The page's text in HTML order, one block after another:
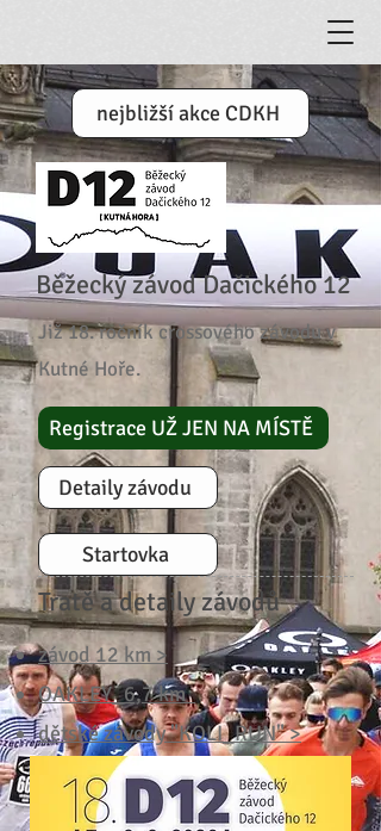
nejbližší akce CDKH
Běžecký závod Dačického 12
Již 18. ročník crossového závodu v
Kutné Hoře.
Registrace UŽ JEN NA MÍSTĚ
Detaily závodu
Startovka
Tratě a detaily závodů
závod 12 km >
OAKLEY_6,7 km
dětské závody "KOLI_RUN" >